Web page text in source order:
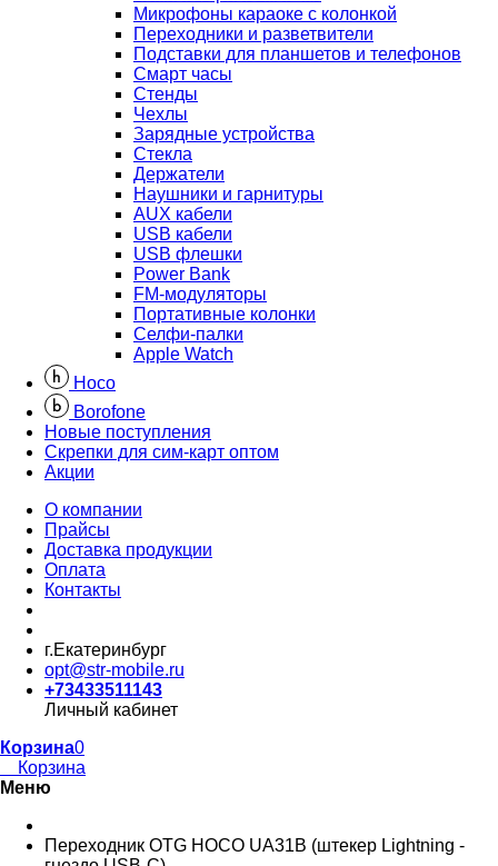
Микрофоны караоке с колонкой
Переходники и разветвители
Подставки для планшетов и телефонов
Смарт часы
Стенды
Чехлы
Зарядные устройства
Стекла
Держатели
Наушники и гарнитуры
AUX кабели
USB кабели
USB флешки
Power Bank
FM-модуляторы
Портативные колонки
Селфи-палки
Apple Watch
Hoco
Borofone
Новые поступления
Скрепки для сим-карт оптом
Акции
О компании
Прайсы
Доставка продукции
Оплата
Контакты
г.Екатеринбург
opt@str-mobile.ru
+73433511143
Личный кабинет
Корзина0
Корзина
Меню
Переходник OTG HOCO UA31B (штекер Lightning -